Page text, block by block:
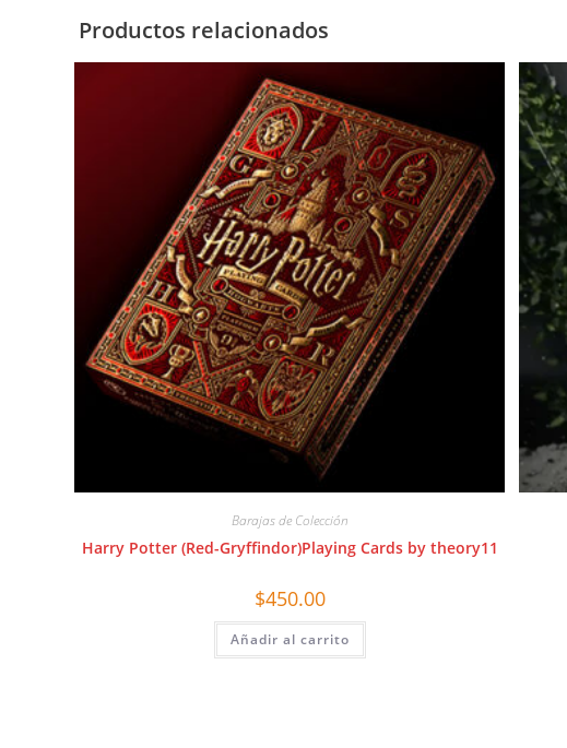
Productos relacionados
Barajas de Colección
Harry Potter (Red-Gryffindor)Playing Cards by theory11
$450.00
Añadir al carrito